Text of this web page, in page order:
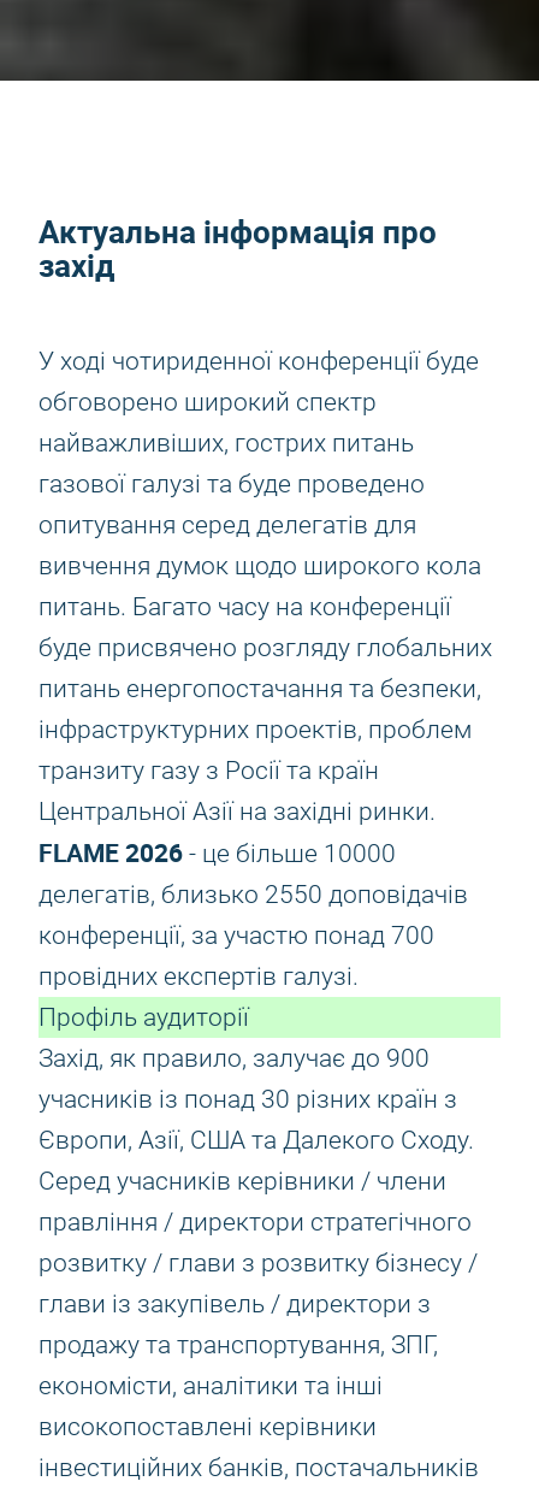
Актуальна інформація про
захід
У ході чотириденної конференції буде
обговорено широкий спектр
найважливіших, гострих питань
газової галузі та буде проведено
опитування серед делегатів для
вивчення думок щодо широкого кола
питань. Багато часу на конференції
буде присвячено розгляду глобальних
питань енергопостачання та безпеки,
інфраструктурних проектів, проблем
транзиту газу з Росії та країн
Центральної Азії на західні ринки.
FLAME 2026 - це більше 10000
делегатів, близько 2550 доповідачів
конференції, за участю понад 700
провідних експертів галузі.
Профіль аудиторії
Захід, як правило, залучає до 900
учасників із понад 30 різних країн з
Європи, Азії, США та Далекого Сходу.
Серед учасників керівники / члени
правління / директори стратегічного
розвитку / глави з розвитку бізнесу /
глави із закупівель / директори з
продажу та транспортування, ЗПГ,
економісти, аналітики та інші
високопоставлені керівники
інвестиційних банків, постачальників